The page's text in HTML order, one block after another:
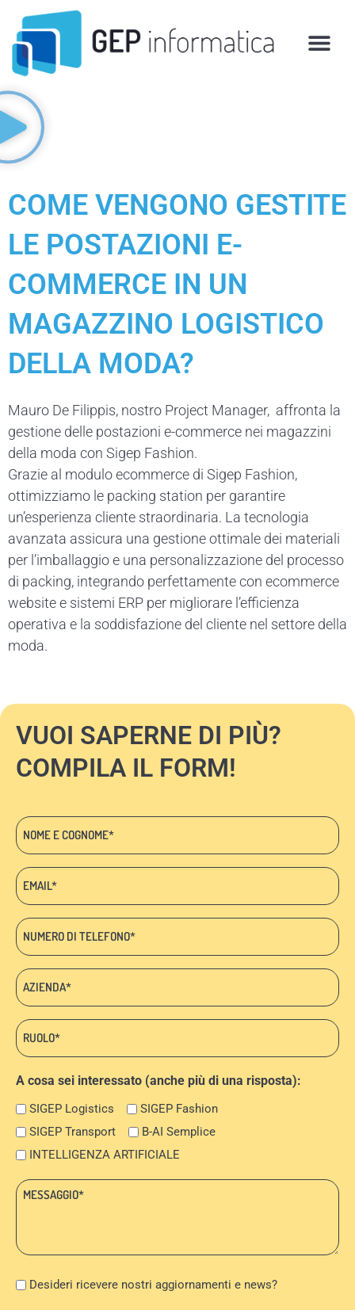
contenuto
COME VENGONO GESTITE
LE POSTAZIONI E-
COMMERCE IN UN
MAGAZZINO LOGISTICO
DELLA MODA?
Mauro De Filippis, nostro Project Manager, affronta la
gestione delle postazioni e-commerce nei magazzini
della moda con Sigep Fashion.
Grazie al modulo ecommerce di Sigep Fashion,
ottimizziamo le packing station per garantire
un’esperienza cliente straordinaria. La tecnologia
avanzata assicura una gestione ottimale dei materiali
per l’imballaggio e una personalizzazione del processo
di packing, integrando perfettamente con ecommerce
website e sistemi ERP per migliorare l’efficienza
operativa e la soddisfazione del cliente nel settore della
moda.
VUOI SAPERNE DI PIÙ?
COMPILA IL FORM!
Nome
e
cognome
Email:
*
Telefono
*
Azienda:
*
Ruolo:
*
A cosa sei interessato (anche più di una risposta):
SIGEP Logistics
SIGEP Fashion
SIGEP Transport
B-AI Semplice
INTELLIGENZA ARTIFICIALE
Messaggio:
Newsletter
Desideri ricevere nostri aggiornamenti e news?